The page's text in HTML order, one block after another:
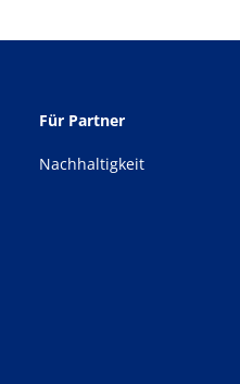
Für Partner
Nachhaltigkeit